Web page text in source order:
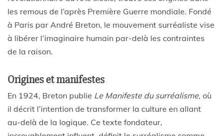
les remous de l’après Première Guerre mondiale. Fondé
à Paris par André Breton, le mouvement surréaliste vise
à libérer l’imaginaire humain par-delà les contraintes
de la raison.
Origines et manifestes
En 1924, Breton publie Le Manifeste du surréalisme, où
il décrit l’intention de transformer la culture en allant
au-delà de la logique. Ce texte fondateur,